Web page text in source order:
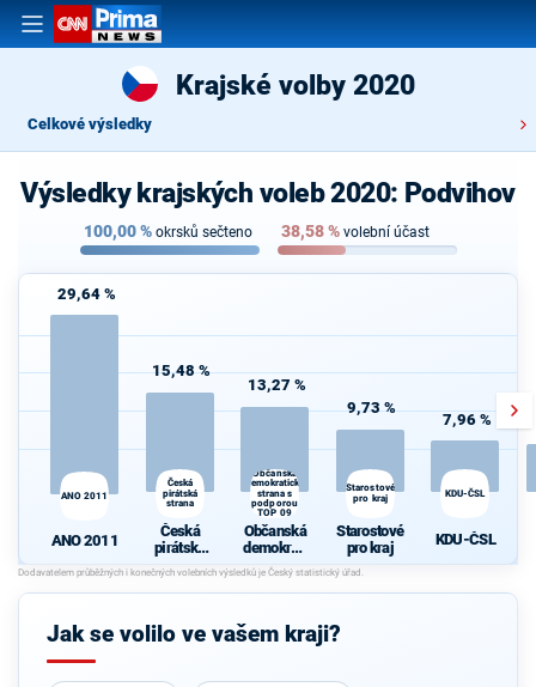
Krajské volby 2020
Celkové výsledky
Výsledky krajských voleb 2020: Podvihov
100,00% okrsků sečteno 38,58% volební účast
29,64 %
ANO 2011
ANO 2011
15,48 %
Česká
pirátská
strana
Česká
pirátská
strana
13,27 %
Občanská
demokratická
strana s
podporou
TOP 09
Občanská
demokrati
cká strana
s podporou
TOP 09
9,73 %
Starostové
pro kraj
Starostové
pro kraj
7,96 %
KDU-ČSL
KDU-ČSL
Jak se volilo ve vašem kraji?